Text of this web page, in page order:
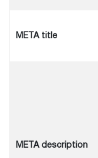
META title
META description